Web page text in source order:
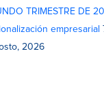
TRIMESTRE DE
empresarial
2026